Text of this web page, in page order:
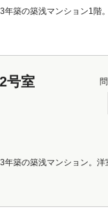
築の築浅マンション1階
号室
築の築浅マンション。洋